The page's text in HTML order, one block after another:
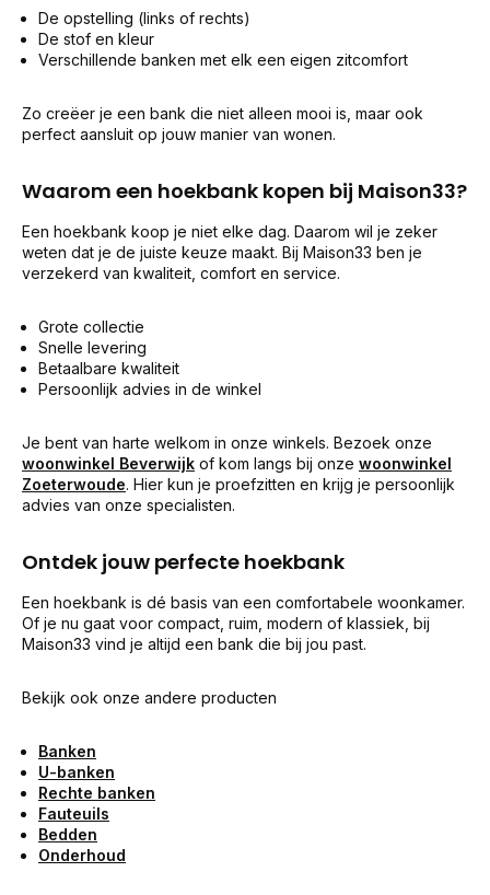
De opstelling (links of rechts)
De stof en kleur
Verschillende banken met elk een eigen zitcomfort
Zo creëer je een bank die niet alleen mooi is, maar ook
perfect aansluit op jouw manier van wonen.
Waarom een hoekbank kopen bij Maison33?
Een hoekbank koop je niet elke dag. Daarom wil je zeker
weten dat je de juiste keuze maakt. Bij Maison33 ben je
verzekerd van kwaliteit, comfort en service.
Grote collectie
Snelle levering
Betaalbare kwaliteit
Persoonlijk advies in de winkel
Je bent van harte welkom in onze winkels. Bezoek onze
woonwinkel Beverwijk of kom langs bij onze woonwinkel
Zoeterwoude. Hier kun je proefzitten en krijg je persoonlijk
advies van onze specialisten.
Ontdek jouw perfecte hoekbank
Een hoekbank is dé basis van een comfortabele woonkamer.
Of je nu gaat voor compact, ruim, modern of klassiek, bij
Maison33 vind je altijd een bank die bij jou past.
Bekijk ook onze andere producten
Banken
U-banken
Rechte banken
Fauteuils
Bedden
Onderhoud